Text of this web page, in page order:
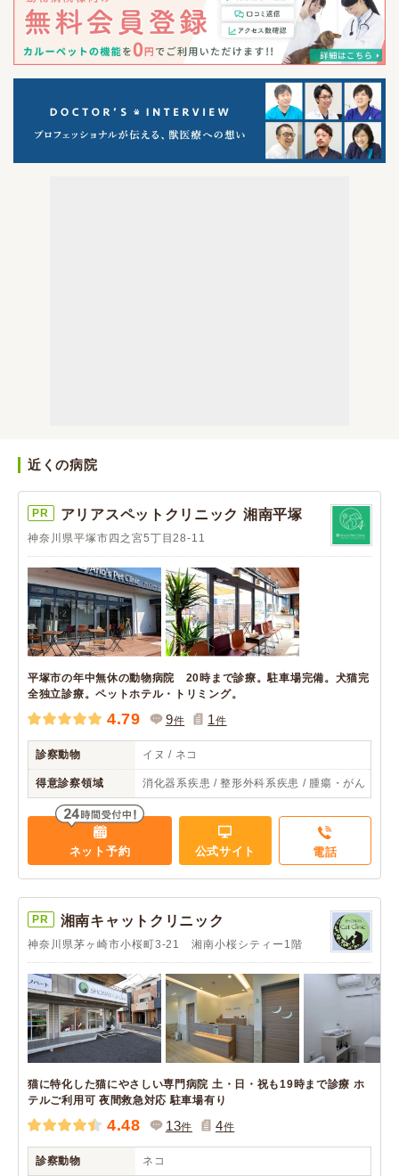
近くの病院
PR アリアスペットクリニック 湘南平塚
神奈川県平塚市四之宮5丁目28-11
平塚市の年中無休の動物病院 20時まで診療。駐車場完備。犬猫完
全独立診療。ペットホテル・トリミング。
4.79 9件 1件
診察動物 イヌ / ネコ
得意診察領域 消化器系疾患 / 整形外科系疾患 / 腫瘍・がん
ネット予約 公式サイト 電話
PR 湘南キャットクリニック
神奈川県茅ヶ崎市小桜町3-21 湘南小桜シティー1階
猫に特化した猫にやさしい専門病院 土・日・祝も19時まで診療 ホ
テルご利用可 夜間救急対応 駐車場有り
4.48 13件 4件
診察動物 ネコ